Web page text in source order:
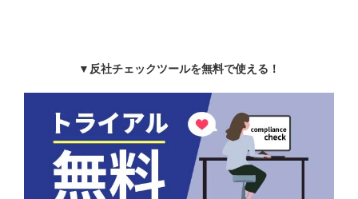
▼反社チェックツールを無料で使える！